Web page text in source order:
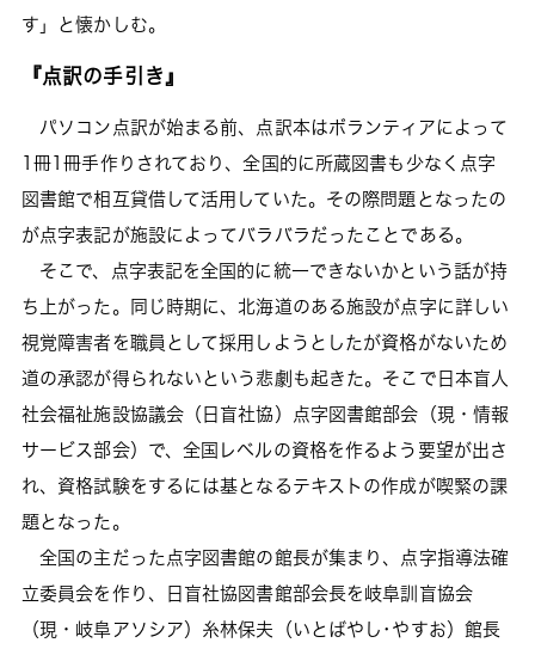
す」と懐かしむ。
『点訳の手引き』
パソコン点訳が始まる前、点訳本はボランティアによって
1冊1冊手作りされており、全国的に所蔵図書も少なく点字
図書館で相互貸借して活用していた。その際問題となったの
が点字表記が施設によってバラバラだったことである。
そこで、点字表記を全国的に統一できないかという話が持
ち上がった。同じ時期に、北海道のある施設が点字に詳しい
視覚障害者を職員として採用しようとしたが資格がないため
道の承認が得られないという悲劇も起きた。そこで日本盲人
社会福祉施設協議会（日盲社協）点字図書館部会（現・情報
サービス部会）で、全国レベルの資格を作るよう要望が出さ
れ、資格試験をするには基となるテキストの作成が喫緊の課
題となった。
全国の主だった点字図書館の館長が集まり、点字指導法確
立委員会を作り、日盲社協図書館部会長を岐阜訓盲協会
（現・岐阜アソシア）糸林保夫（いとばやし･やすお）館長